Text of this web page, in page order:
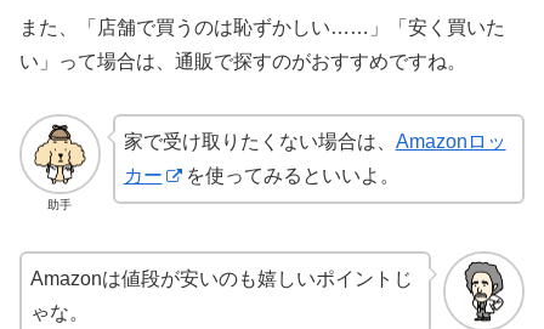
また、「店舗で買うのは恥ずかしい……」「安く買いた
い」って場合は、通販で探すのがおすすめですね。
助手
家で受け取りたくない場合は、 Amazonロッ
カー
を使ってみるといいよ。
Amazonは値段が安いのも嬉しいポイントじ
ゃな。